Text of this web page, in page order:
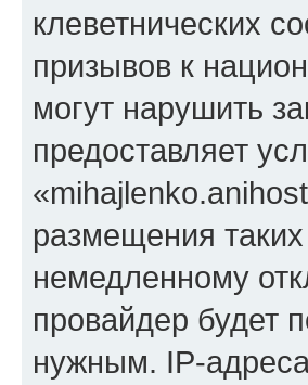
клеветнических
призывов к
могут нарушить
предоставляет
размещения
немедленному
провайдер будет
нужным. IP-